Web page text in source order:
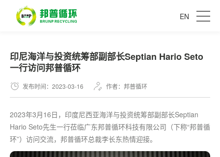
EN
印尼海洋与投资统筹部副部长Septian Hario Seto
一行访问邦普循环
发布时间：2023-03-16 作者：邦普循环
2023年3月16日，印度尼西亚海洋与投资统筹部副部长Septian
Hario Seto先生一行莅临广东邦普循环科技有限公司（下称“邦普循
环”）访问交流，邦普循环总裁李长东热情迎接。